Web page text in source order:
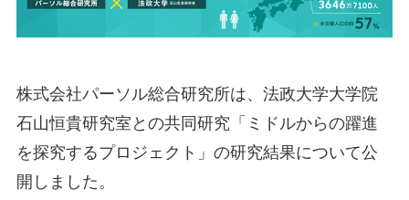
株式会社パーソル総合研究所は、法政大学大学院
石山恒貴研究室との共同研究「ミドルからの躍進
を探究するプロジェクト」の研究結果について公
開しました。